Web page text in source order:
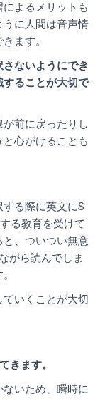
よるメリットも
に人間は音声情
きます。
ないようにでき
ることが大切で
前に戻ったりし
心がけることも
る際に英文にS
る教育を受けて
と、ついつい無意
がら読んでしま
いくことが大切
きます。
いため、瞬時に